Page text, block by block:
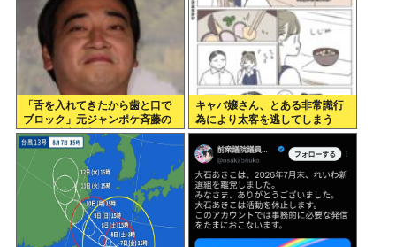
「舌を入れてきたから歯と口で
ブロック」元ジャンポケ斉藤の
不同意性交公判
キャバ嬢さん、とある非常識行
為により太客を逃してしまう
www